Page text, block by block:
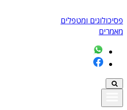
פסיכולוגים ומטפלים
מאמרים